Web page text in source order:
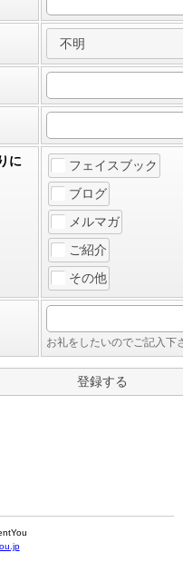
不明
に
フェイスブック
ブログ
メルマガ
ご紹介
その他
お礼をしたいのでご記入下